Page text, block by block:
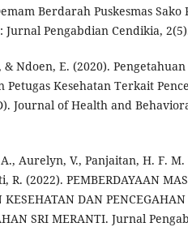
Berdarah Puskesmas Sako
Jurnal Pengabdian Cendikia,
& Ndoen, E. (2020).
Petugas Kesehatan Terkait
Journal of Health and
Aurelyn, V., Panjaitan, H. F. M.
(2022). PEMBERDAYAAN
DAN
SRI MERANTI. Jurnal